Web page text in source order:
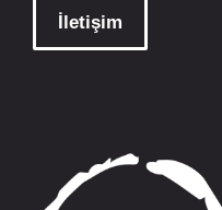
İletişim